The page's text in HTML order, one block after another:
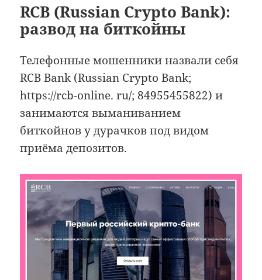
RCB (Russian Crypto Bank):
развод на биткойны
Телефонные мошенники назвали себя
RCB Bank (Russian Crypto Bank;
https://rcb-online. ru/; 84955455822) и
занимаются выманиванием
биткойнов у дурачков под видом
приёма депозитов.